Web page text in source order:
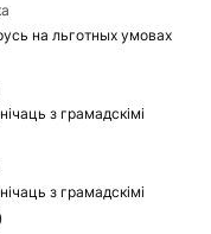
на льготных умовах
з грамадскімі
з грамадскімі